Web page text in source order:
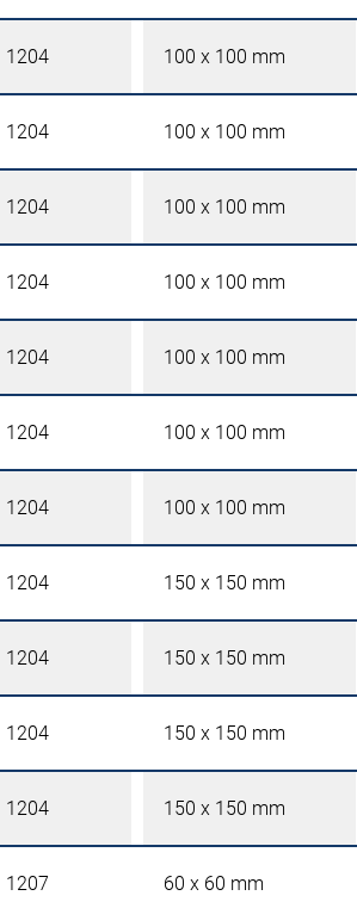
1204 100 x 100 mm
1204 100 x 100 mm
1204 100 x 100 mm
1204 100 x 100 mm
1204 100 x 100 mm
1204 100 x 100 mm
1204 100 x 100 mm
1204 150 x 150 mm
1204 150 x 150 mm
1204 150 x 150 mm
1204 150 x 150 mm
1207 60 x 60 mm